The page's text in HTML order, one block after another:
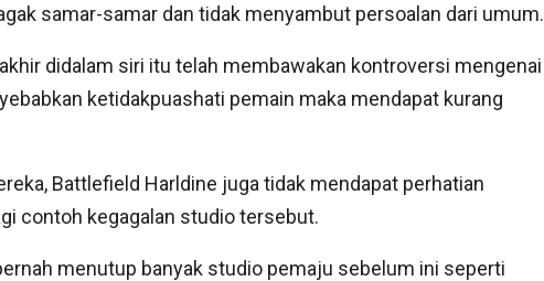
samar-samar dan tidak menyambut persoalan dari umum.
didalam siri itu telah membawakan kontroversi mengenai
ketidakpuashati pemain maka mendapat kurang
Battlefield Harldine juga tidak mendapat perhatian
contoh kegagalan studio tersebut.
menutup banyak studio pemaju sebelum ini seperti